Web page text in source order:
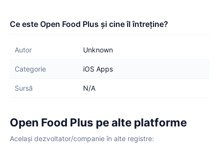
Ce este Open Food Plus și cine îl întreține?
Autor Unknown
Categorie iOS Apps
Sursă N/A
Open Food Plus pe alte platforme
Același dezvoltator/companie în alte registre: